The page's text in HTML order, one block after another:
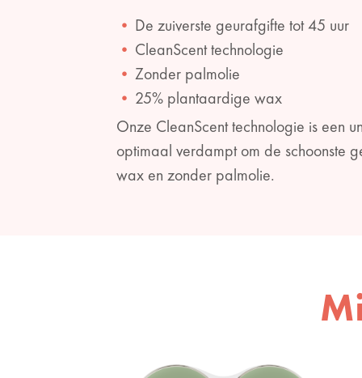
De zuiverste geurafgifte tot 45 uur
CleanScent technologie
Zonder palmolie
25% plantaardige wax
Onze CleanScent technologie is een
optimaal verdampt om de schoonste
wax en zonder palmolie.